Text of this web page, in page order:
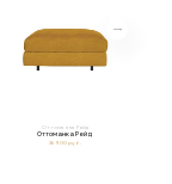
Оттоманка Рейд
Оттоманка Рейд
36 900 руб.